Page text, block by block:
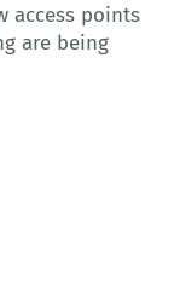
access points
are being